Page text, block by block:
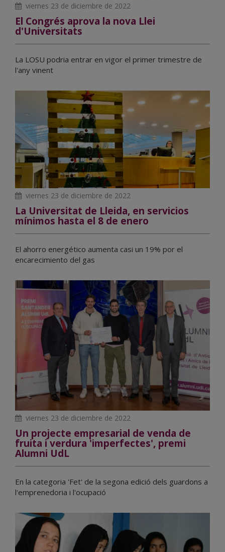
viernes 23 de diciembre de 2022
El Congrés aprova la nova Llei
d'Universitats
La LOSU podria entrar en vigor el primer trimestre de
l'any vinent
viernes 23 de diciembre de 2022
La Universitat de Lleida, en servicios
mínimos hasta el 8 de enero
El ahorro energético aumenta casi un 19% por el
encarecimiento del gas
viernes 23 de diciembre de 2022
Un projecte empresarial de venda de
fruita i verdura 'imperfectes', premi
Alumni UdL
En la categoria 'Fet' de la segona edició dels guardons a
l'emprenedoria i l'ocupació